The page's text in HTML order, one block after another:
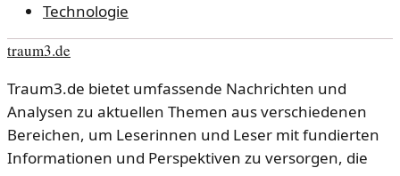
Technologie
traum3.de
Traum3.de bietet umfassende Nachrichten und
Analysen zu aktuellen Themen aus verschiedenen
Bereichen, um Leserinnen und Leser mit fundierten
Informationen und Perspektiven zu versorgen, die